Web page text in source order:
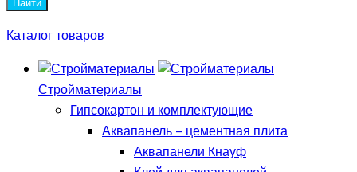
Найти
Каталог товаров
Стройматериалы
Гипсокартон и комплектующие
Аквапанель – цементная плита
Аквапанели Кнауф